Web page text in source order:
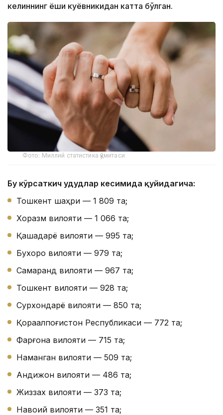
келиннинг ёши куёвникидан катта бўлган.
Фото: Миллий статистика қўмитаси
Бу кўрсаткич ҳудудлар кесимида қуйидагича:
Тошкент шаҳри — 1 809 та;
Хоразм вилояти — 1 066 та;
Қашқадарё вилояти — 995 та;
Бухоро вилояти — 979 та;
Самарқанд вилояти — 967 та;
Тошкент вилояти — 928 та;
Сурхондарё вилояти — 850 та;
Қорақалпоғистон Республикаси — 772 та;
Фарғона вилояти — 715 та;
Наманган вилояти — 509 та;
Андижон вилояти — 486 та;
Жиззах вилояти — 373 та;
Навоий вилояти — 351 та;